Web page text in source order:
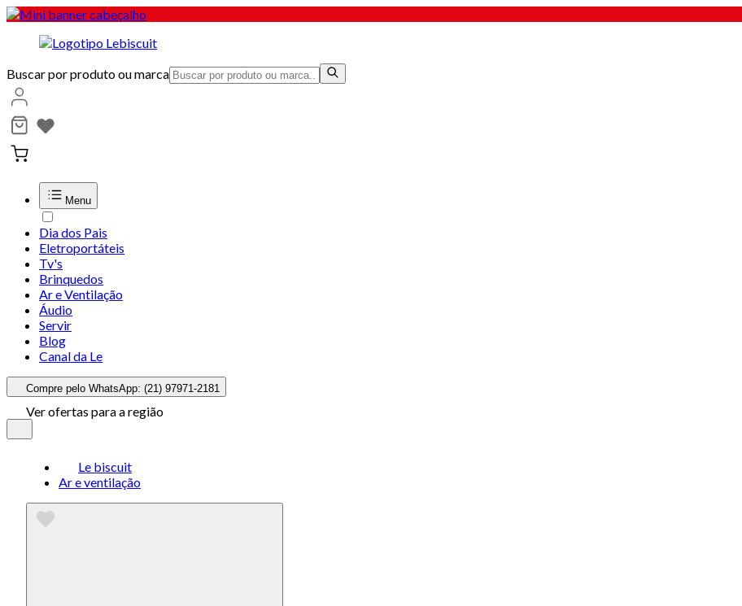
Buscar por produto ou marca
Menu
Dia dos Pais
Eletroportáteis
Tv's
Brinquedos
Ar e Ventilação
Áudio
Servir
Blog
Canal da Le
Compre pelo WhatsApp: (21) 97971-2181
Ver ofertas para a região
Le biscuit
Ar e ventilação